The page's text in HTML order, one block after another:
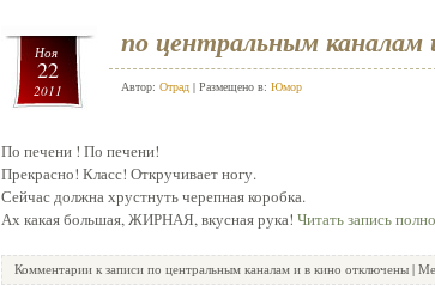
Ноя
22
2011
по центральным каналам
Автор: Отрад | Размещено в: Юмор
По печени ! По печени!
Прекрасно! Класс! Откручивает ногу.
Сейчас должна хрустнуть черепная коробка.
Ах какая большая, ЖИРНАЯ, вкусная рука! Читать запись
Комментарии к записи по центральным каналам и в кино отключены |